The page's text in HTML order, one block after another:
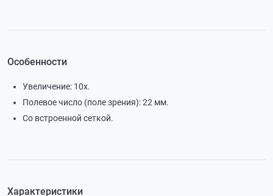
Особенности
Увеличение: 10х.
Полевое число (поле зрения): 22 мм.
Со встроенной сеткой.
Характеристики